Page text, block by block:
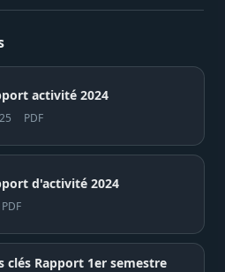
activité 2024
PDF
d'activité 2024
PDF
clés Rapport 1er semestre